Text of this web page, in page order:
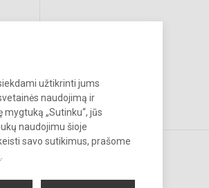
užtikrinti jums
naudojimą ir
„Sutinku“, jūs
naudojimu šioje
savo sutikimus, prašome
saugomos.
sutikimo griežtai